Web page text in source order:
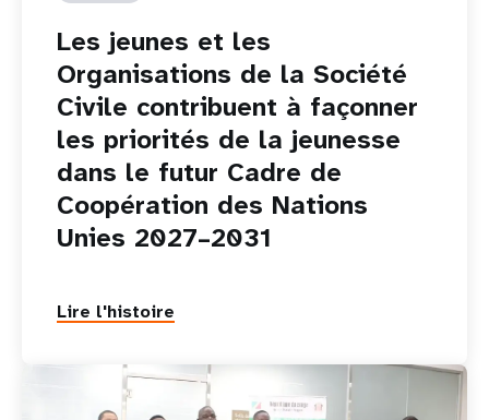
Les jeunes et les
Organisations de la Société
Civile contribuent à façonner
les priorités de la jeunesse
dans le futur Cadre de
Coopération des Nations
Unies 2027–2031
Lire l'histoire